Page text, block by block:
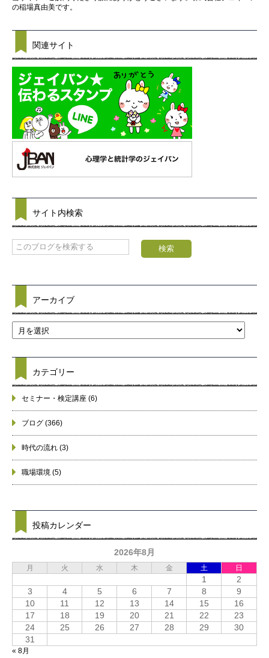
の稲場真由美です。
関連サイト
サイト内検索
アーカイブ
カテゴリー
セミナー・検定講座 (6)
ブログ (366)
時代の流れ (3)
職場環境 (5)
投稿カレンダー
2026年8月
月 火 水 木 金 土 日
1
2
3
4 5 6 7 8
9
10
11 12 13 14 15
16
17
18 19 20 21 22
23
24
25 26 27 28 29
30
31
« 8月